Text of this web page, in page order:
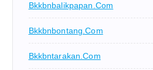
Bkkbnbalikpapan.com
Bkkbnbontang.com
Bkkbntarakan.com